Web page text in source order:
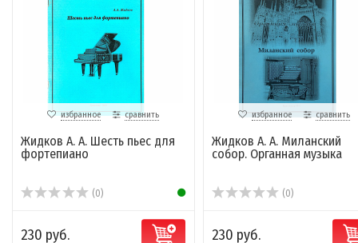
избранное сравнить
Жидков А. А. Шесть пьес для
фортепиано
(0)
230 руб.
избранное сравнить
Жидков А. А. Миланский
собор. Органная музыка
(0)
230 руб.